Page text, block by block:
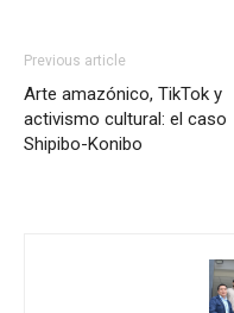
Previous article
Arte amazónico, TikTok y
activismo cultural: el caso
Shipibo-Konibo